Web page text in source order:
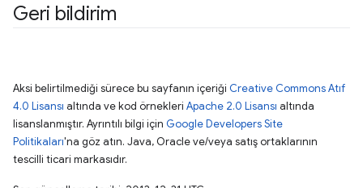
Geri bildirim
Aksi belirtilmediği sürece bu sayfanın içeriği Creative Commons Atıf
4.0 Lisansı altında ve kod örnekleri Apache 2.0 Lisansı altında
lisanslanmıştır. Ayrıntılı bilgi için Google Developers Site
Politikaları'na göz atın. Java, Oracle ve/veya satış ortaklarının
tescilli ticari markasıdır.